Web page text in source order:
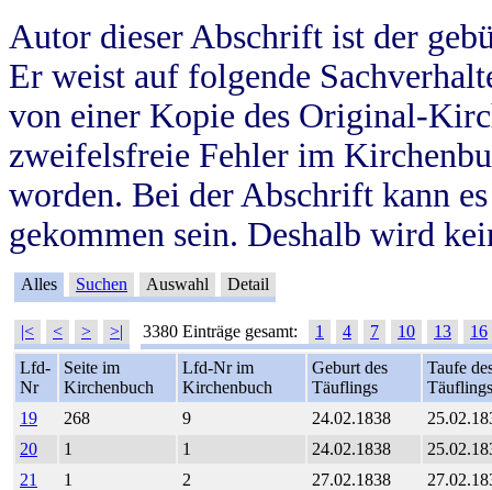
Autor dieser Abschrift ist der
Er weist auf folgende
von einer Kopie des Original-
zweifelsfreie Fehler im
worden. Bei der Abschrift kann
gekommen sein. Deshalb wird
Alles Suchen Auswahl Detail
|< < > >| 3380 Einträge gesamt: 1 4 7 10 13
16
Lfd-
Nr
Seite im
Kirchenbuch
Lfd-Nr im
Kirchenbuch
Geburt des
Täuflings
Taufe
Täuflings
19
268 9 24.02.1838
20
1 1 24.02.1838
21
1 2 27.02.1838